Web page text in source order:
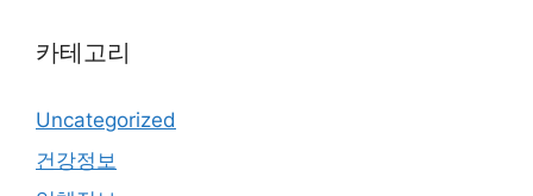
카테고리
Uncategorized
건강정보